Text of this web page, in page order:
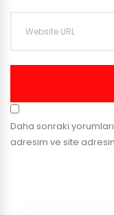
Daha sonraki
adresim ve site